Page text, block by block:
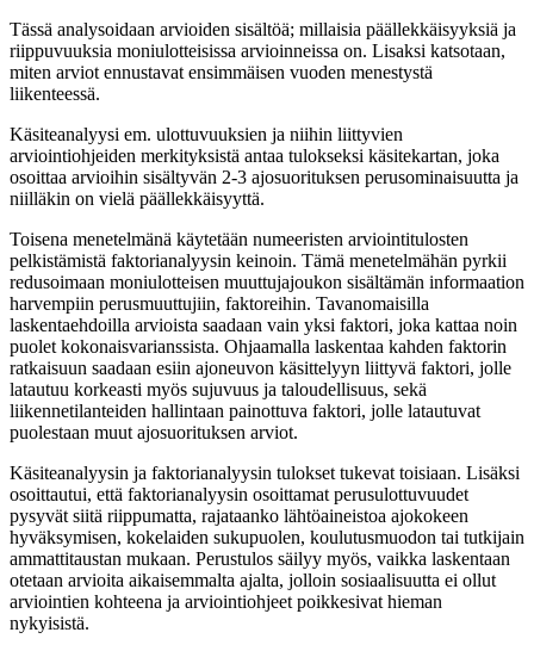
Tässä analysoidaan arvioiden sisältöä; millaisia päällekkäisyyksiä ja
riippuvuuksia moniulotteisissa arvioinneissa on. Lisaksi katsotaan,
miten arviot ennustavat ensimmäisen vuoden menestystä
liikenteessä.
Käsiteanalyysi em. ulottuvuuksien ja niihin liittyvien
arviointiohjeiden merkityksistä antaa tulokseksi käsitekartan, joka
osoittaa arvioihin sisältyvän 2-3 ajosuorituksen perusominaisuutta ja
niilläkin on vielä päällekkäisyyttä.
Toisena menetelmänä käytetään numeeristen arviointitulosten
pelkistämistä faktorianalyysin keinoin. Tämä menetelmähän pyrkii
redusoimaan moniulotteisen muuttujajoukon sisältämän informaation
harvempiin perusmuuttujiin, faktoreihin. Tavanomaisilla
laskentaehdoilla arvioista saadaan vain yksi faktori, joka kattaa noin
puolet kokonaisvarianssista. Ohjaamalla laskentaa kahden faktorin
ratkaisuun saadaan esiin ajoneuvon käsittelyyn liittyvä faktori, jolle
latautuu korkeasti myös sujuvuus ja taloudellisuus, sekä
liikennetilanteiden hallintaan painottuva faktori, jolle latautuvat
puolestaan muut ajosuorituksen arviot.
Käsiteanalyysin ja faktorianalyysin tulokset tukevat toisiaan. Lisäksi
osoittautui, että faktorianalyysin osoittamat perusulottuvuudet
pysyvät siitä riippumatta, rajataanko lähtöaineistoa ajokokeen
hyväksymisen, kokelaiden sukupuolen, koulutusmuodon tai tutkijain
ammattitaustan mukaan. Perustulos säilyy myös, vaikka laskentaan
otetaan arvioita aikaisemmalta ajalta, jolloin sosiaalisuutta ei ollut
arviointien kohteena ja arviointiohjeet poikkesivat hieman
nykyisistä.